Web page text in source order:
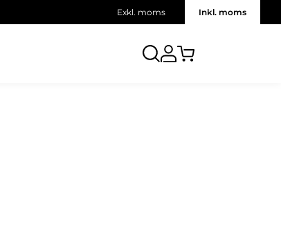
Exkl. moms Inkl. moms